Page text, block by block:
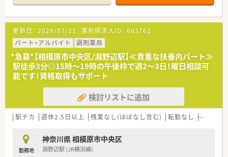
【店舗情報と応需状況について】
■淵野辺駅から徒歩8分ほどの通いやすい立地にあり、内科や消
化器科の処方箋を1日あたり約50枚応需しています。
■外来調剤だけでなく、居宅の在宅業務や脳神経内科の処方にも
対応しており、幅広い知識を身につけられる環境です。
■月曜から金曜は18時まで、木曜は17時まで、土曜は13時まで
の開局となっており、無理なく働ける営業時間です。
【法人特徴について】
■相模原市を中心として地域に根ざした薬局展開を行っており、
患者様との信頼関係を非常に大切にしている法人です。
■外来調剤に留まらず在宅業務にも積極的に取り組んでおり、こ
れからの地域医療を支える重要な役割を担っています。
マンションの保有など充実した福利厚生が特徴的です。
【想定されるキャリアイメージ】
更新日： 2026/07/21 薬剤師求人ID： 663762
パート・アルバイト
調剤薬局
*急募*【相模原市中央区/淵野辺駅】≪貴重な扶養内パート≫
駅徒歩3分◎15時～19時の午後枠で週2～3日！曜日相談可
能です！資格取得もサポート
検討リストに追加
駅チカ 週休2.5日以上 残業なし(ほぼなし含む) 転勤なし 認定薬
勤務地
神奈川県 相模原市中央区
淵野辺駅 (JR横浜線)